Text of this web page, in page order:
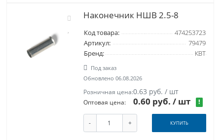
Наконечник НШВ 2.5-8
Код товара:
474253723
Артикул:
79479
Бренд:
КВТ
Под заказ
Обновлено 06.08.2026
Розничная цена:0.63 руб. / шт
Оптовая цена: 0.60 руб./ шт !
- + КУПИТЬ